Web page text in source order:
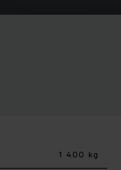
1 400 kg